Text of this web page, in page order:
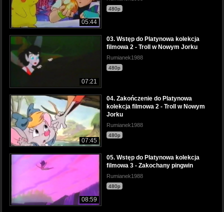
05:44
480p
07:21
03. Wstęp do Platynowa kolekcja
filmowa 2 - Troll w Nowym Jorku
Rumianek1988
480p
07:45
04. Zakończenie do Platynowa
kolekcja filmowa 2 - Troll w Nowym
Jorku
Rumianek1988
480p
08:59
05. Wstęp do Platynowa kolekcja
filmowa 3 - Zakochany pingwin
Rumianek1988
480p